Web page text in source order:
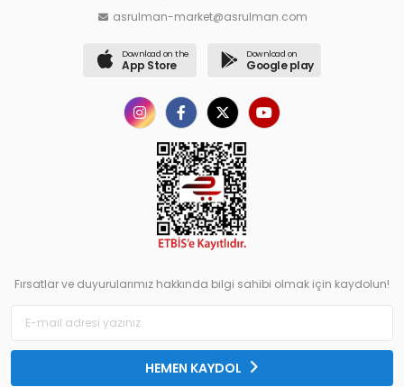
asrulman-market@asrulman.com
Download on the
App Store
Download on
Google play
Fırsatlar ve duyurularımız hakkında bilgi sahibi olmak için kaydolun!
HEMEN KAYDOL